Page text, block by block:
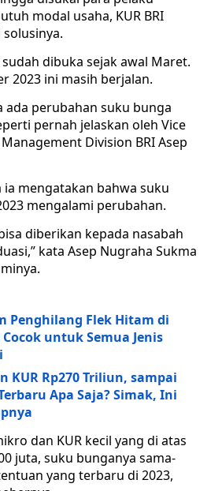
modal usaha, KUR BRI
sudah dibuka sejak awal Maret.
2023 ini masih berjalan.
ada perubahan suku bunga
pernah jelaskan oleh Vice
Division BRI Asep
mengatakan bahwa suku
mengalami perubahan.
diberikan kepada nasabah
kata Asep Nugraha Sukma
Penghilang Flek Hitam di
untuk Semua Jenis
KUR Rp270 Triliun, sampai
Apa Saja? Simak, Ini
dan KUR kecil yang di atas
juta, suku bunganya sama-
yang terbaru di 2023,